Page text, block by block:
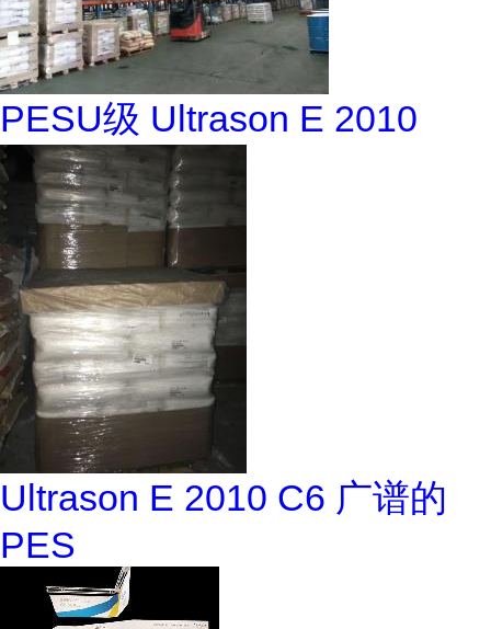
PESU级 Ultrason E 2010
Ultrason E 2010 C6 广谱的
PES